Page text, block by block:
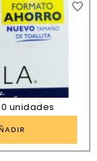
unidades